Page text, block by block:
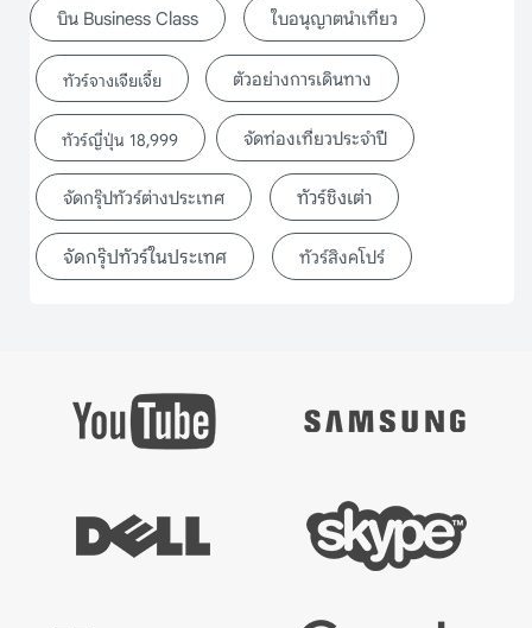
บิน Business Class ใบอนุญาตนำเที่ยว
ทัวร์จางเจียเจี้ย ตัวอย่างการเดินทาง
ทัวร์ญี่ปุ่น 18,999 จัดท่องเที่ยวประจำปี
จัดกรุ๊ปทัวร์ต่างประเทศ ทัวร์ชิงเต่า
จัดกรุ๊ปทัวร์ในประเทศ ทัวร์สิงคโปร์